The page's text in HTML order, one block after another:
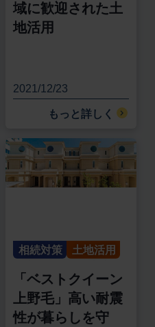
域に歓迎された土
地活用
2021/12/23
もっと詳しく
相続対策 土地活用
「ベストクイーン
上野毛」高い耐震
性が暮らしを守